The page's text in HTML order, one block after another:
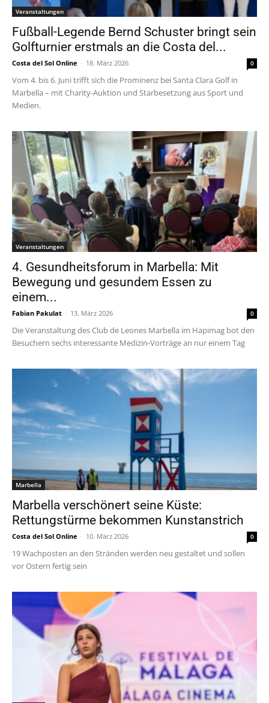
Veranstaltungen
Fußball-Legende Bernd Schuster bringt sein
Golfturnier erstmals an die Costa del...
Costa del Sol Online - 18. März 2026 0
Vom 4. bis 6. Juni trifft sich die Prominenz bei Santa Clara Golf in
Marbella – mit Charity-Auktion und Starbesetzung aus Sport und
Medien.
Veranstaltungen
4. Gesundheitsforum in Marbella: Mit
Bewegung und gesundem Essen zu
einem...
Fabian Pakulat - 13. März 2026 0
Die Veranstaltung des Club de Leones Marbella im Hapimag bot den
Besuchern sechs interessante Medizin-Vorträge an nur einem Tag
Marbella
Marbella verschönert seine Küste:
Rettungstürme bekommen Kunstanstrich
Costa del Sol Online - 10. März 2026 0
19 Wachposten an den Stränden werden neu gestaltet und sollen
vor Ostern fertig sein